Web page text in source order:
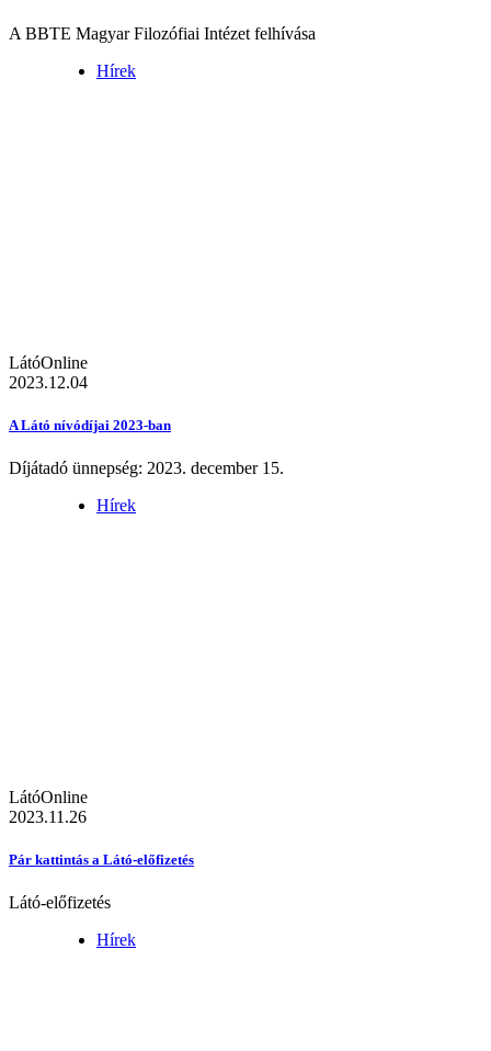
A BBTE Magyar Filozófiai Intézet felhívása
Hírek
LátóOnline
2023.12.04
A Látó nívódíjai 2023-ban
Díjátadó ünnepség: 2023. december 15.
Hírek
LátóOnline
2023.11.26
Pár kattintás a Látó-előfizetés
Látó-előfizetés
Hírek